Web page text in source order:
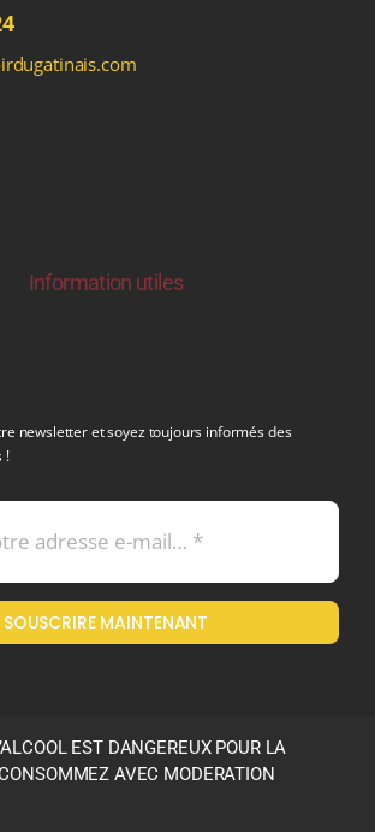
Information utiles
de remboursements et de retours
newsletter et soyez toujours informés des
!
SOUSCRIRE MAINTENANT
EST DANGEREUX POUR LA
AVEC MODERATION